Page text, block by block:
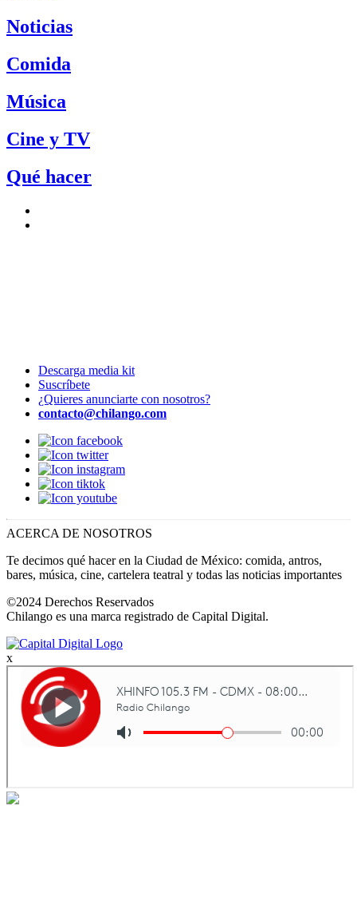
Noticias
Comida
Música
Cine y TV
Qué hacer
Descarga media kit
Suscríbete
¿Quieres anunciarte con nosotros?
contacto@chilango.com
ACERCA DE NOSOTROS
Te decimos qué hacer en la Ciudad de México: comida, antros,
bares, música, cine, cartelera teatral y todas las noticias importantes
©2024 Derechos Reservados
Chilango es una marca registrado de Capital Digital.
x